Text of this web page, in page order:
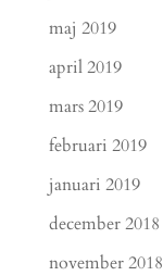
maj 2019
april 2019
mars 2019
februari 2019
januari 2019
december 2018
november 2018